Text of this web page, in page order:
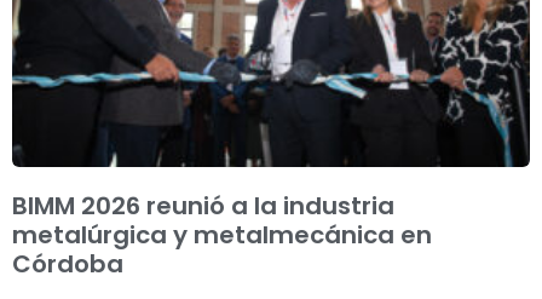
BIMM 2026 reunió a la industria
metalúrgica y metalmecánica en
Córdoba